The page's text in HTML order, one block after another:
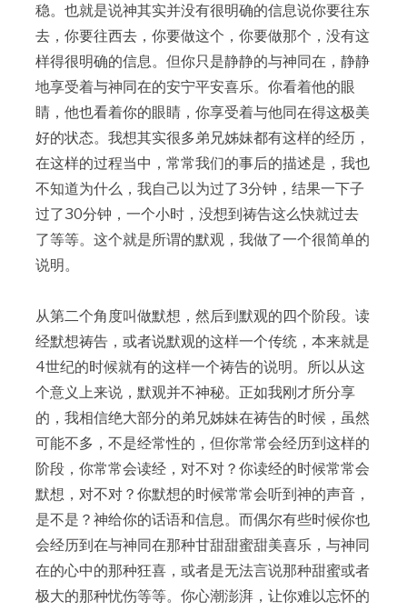
稳。也就是说神其实并没有很明确的信息说你要往东
去，你要往西去，你要做这个，你要做那个，没有这
样得很明确的信息。但你只是静静的与神同在，静静
地享受着与神同在的安宁平安喜乐。你看着他的眼
睛，他也看着你的眼睛，你享受着与他同在得这极美
好的状态。我想其实很多弟兄姊妹都有这样的经历，
在这样的过程当中，常常我们的事后的描述是，我也
不知道为什么，我自己以为过了3分钟，结果一下子
过了30分钟，一个小时，没想到祷告这么快就过去
了等等。这个就是所谓的默观，我做了一个很简单的
说明。
从第二个角度叫做默想，然后到默观的四个阶段。读
经默想祷告，或者说默观的这样一个传统，本来就是
4世纪的时候就有的这样一个祷告的说明。所以从这
个意义上来说，默观并不神秘。正如我刚才所分享
的，我相信绝大部分的弟兄姊妹在祷告的时候，虽然
可能不多，不是经常性的，但你常常会经历到这样的
阶段，你常常会读经，对不对？你读经的时候常常会
默想，对不对？你默想的时候常常会听到神的声音，
是不是？神给你的话语和信息。而偶尔有些时候你也
会经历到在与神同在那种甘甜甜蜜甜美喜乐，与神同
在的心中的那种狂喜，或者是无法言说那种甜蜜或者
极大的那种忧伤等等。你心潮澎湃，让你难以忘怀的